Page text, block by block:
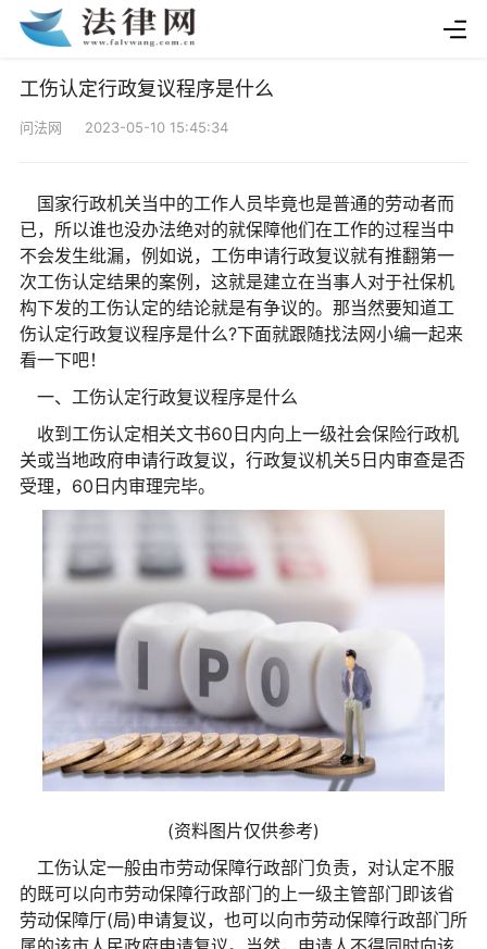
工伤认定行政复议程序是什么
问法网 2023-05-10 15:45:34
国家行政机关当中的工作人员毕竟也是普通的劳动者而
已，所以谁也没办法绝对的就保障他们在工作的过程当中
不会发生纰漏，例如说，工伤申请行政复议就有推翻第一
次工伤认定结果的案例，这就是建立在当事人对于社保机
构下发的工伤认定的结论就是有争议的。那当然要知道工
伤认定行政复议程序是什么?下面就跟随找法网小编一起来
看一下吧！
一、工伤认定行政复议程序是什么
收到工伤认定相关文书60日内向上一级社会保险行政机
关或当地政府申请行政复议，行政复议机关5日内审查是否
受理，60日内审理完毕。
(资料图片仅供参考)
工伤认定一般由市劳动保障行政部门负责，对认定不服
的既可以向市劳动保障行政部门的上一级主管部门即该省
劳动保障厅(局)申请复议，也可以向市劳动保障行政部门所